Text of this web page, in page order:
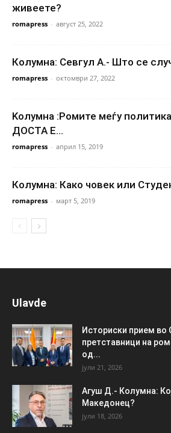
живеете?
romapress - август 25, 2022
Колумна: Севгул А.- Што се
romapress - октомври 27, 2022
Kолумна :Ромите меѓу
ДОСТА Е…
romapress - април 15, 2019
Колумна: Како човек или
romapress - март 5, 2019
Ulavde
Историски прием во
претставници на
од...
јули 21, 2026
Агуш Д.- Колумна:
Македонец?
јули 18, 2026